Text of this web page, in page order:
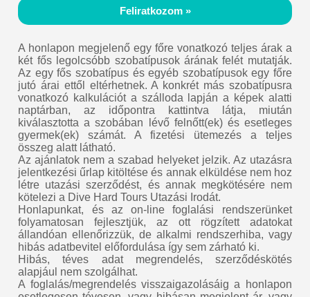
Feliratkozom »
A honlapon megjelenő egy főre vonatkozó teljes árak a
két fős legolcsóbb szobatípusok árának felét mutatják.
Az egy fős szobatípus és egyéb szobatípusok egy főre
jutó árai ettől eltérhetnek. A konkrét más szobatípusra
vonatkozó kalkulációt a szálloda lapján a képek alatti
naptárban, az időpontra kattintva látja, miután
kiválasztotta a szobában lévő felnőtt(ek) és esetleges
gyermek(ek) számát. A fizetési ütemezés a teljes
összeg alatt látható.
Az ajánlatok nem a szabad helyeket jelzik. Az utazásra
jelentkezési űrlap kitöltése és annak elküldése nem hoz
létre utazási szerződést, és annak megkötésére nem
kötelezi a Dive Hard Tours Utazási Irodát.
Honlapunkat, és az on-line foglalási rendszerünket
folyamatosan fejlesztjük, az ott rögzített adatokat
állandóan ellenőrizzük, de alkalmi rendszerhiba, vagy
hibás adatbevitel előfordulása így sem zárható ki.
Hibás, téves adat megrendelés, szerződéskötés
alapjául nem szolgálhat.
A foglalás/megrendelés visszaigazolásáig a honlapon